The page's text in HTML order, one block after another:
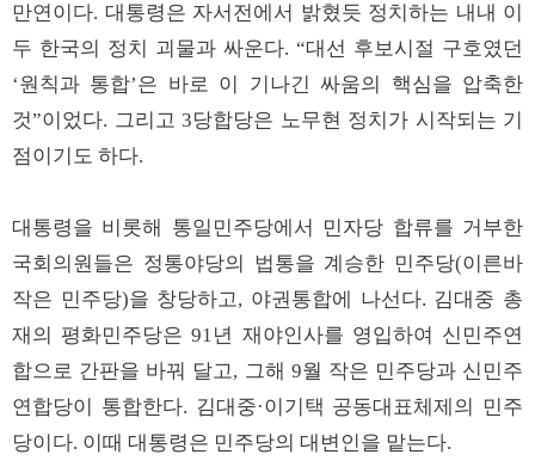
만연이다. 대통령은 자서전에서 밝혔듯 정치하는 내내 이
두 한국의 정치 괴물과 싸운다. “대선 후보시절 구호였던
‘원칙과 통합’은 바로 이 기나긴 싸움의 핵심을 압축한
것”이었다. 그리고 3당합당은 노무현 정치가 시작되는 기
점이기도 하다.
대통령을 비롯해 통일민주당에서 민자당 합류를 거부한
국회의원들은 정통야당의 법통을 계승한 민주당(이른바
작은 민주당)을 창당하고, 야권통합에 나선다. 김대중 총
재의 평화민주당은 91년 재야인사를 영입하여 신민주연
합으로 간판을 바꿔 달고, 그해 9월 작은 민주당과 신민주
연합당이 통합한다. 김대중·이기택 공동대표체제의 민주
당이다. 이때 대통령은 민주당의 대변인을 맡는다.